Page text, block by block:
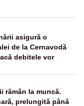
asigură o
de la Cernavodă
debitele vor
rămân la muncă.
prelungită până